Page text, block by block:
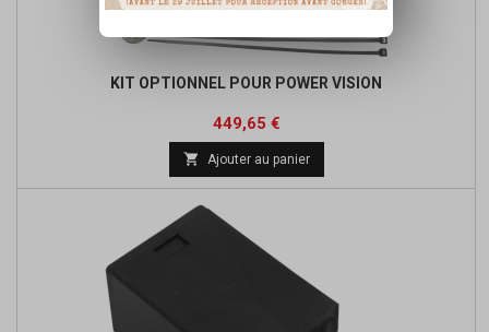
KIT OPTIONNEL POUR POWER VISION
Prix
449,65 €Prix
de
base
 Ajouter au panier